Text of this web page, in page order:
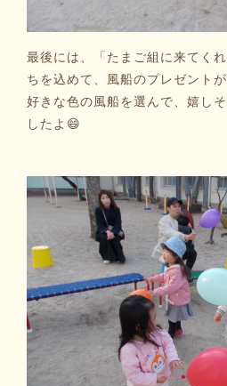
最後には、「たまご組に来てく
ちを込めて、風船のプレゼント
好きな色の風船を選んで、嬉し
したよ😄